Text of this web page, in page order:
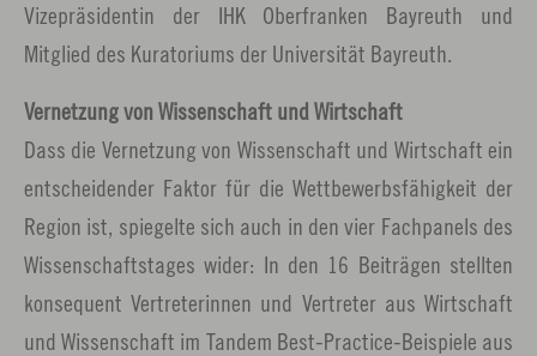
Vizepräsidentin der IHK Oberfranken Bayreuth und
Mitglied des Kuratoriums der Universität Bayreuth.
Vernetzung von Wissenschaft und Wirtschaft
Dass die Vernetzung von Wissenschaft und Wirtschaft ein
entscheidender Faktor für die Wettbewerbsfähigkeit der
Region ist, spiegelte sich auch in den vier Fachpanels des
Wissenschaftstages wider: In den 16 Beiträgen stellten
konsequent Vertreterinnen und Vertreter aus Wirtschaft
und Wissenschaft im Tandem Best-Practice-Beispiele aus